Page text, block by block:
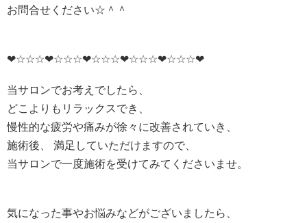
お問合せください☆＾＾
❤☆☆☆❤☆☆☆❤☆☆☆❤☆☆☆❤☆☆☆❤
当サロンでお考えでしたら、
どこよりもリラックスでき、
慢性的な疲労や痛みが徐々に改善されていき、
施術後、 満足していただけますので、
当サロンで一度施術を受けてみてくださいませ。
気になった事やお悩みなどがございましたら、